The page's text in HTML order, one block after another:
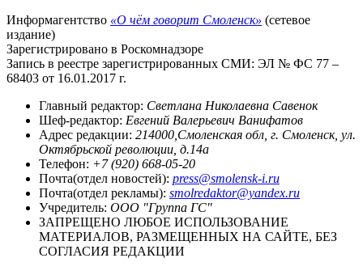
Информагентство «О чём говорит Смоленск» (сетевое
издание)
Зарегистрировано в Роскомнадзоре
Запись в реестре зарегистрированных СМИ: ЭЛ № ФС 77 –
68403 от 16.01.2017 г.
Главный редактор: Светлана Николаевна Савенок
Шеф-редактор: Евгений Валерьевич Ванифатов
Адрес редакции: 214000,Смоленская обл, г. Смоленск, ул.
Октябрьской революции, д.14а
Телефон: +7 (920) 668-05-20
Почта(отдел новостей): press@smolensk-i.ru
Почта(отдел рекламы): smolredaktor@yandex.ru
Учредитель: ООО "Группа ГС"
ЗАПРЕЩЕНО ЛЮБОЕ ИСПОЛЬЗОВАНИЕ
МАТЕРИАЛОВ, РАЗМЕЩЕННЫХ НА САЙТЕ, БЕЗ
СОГЛАСИЯ РЕДАКЦИИ